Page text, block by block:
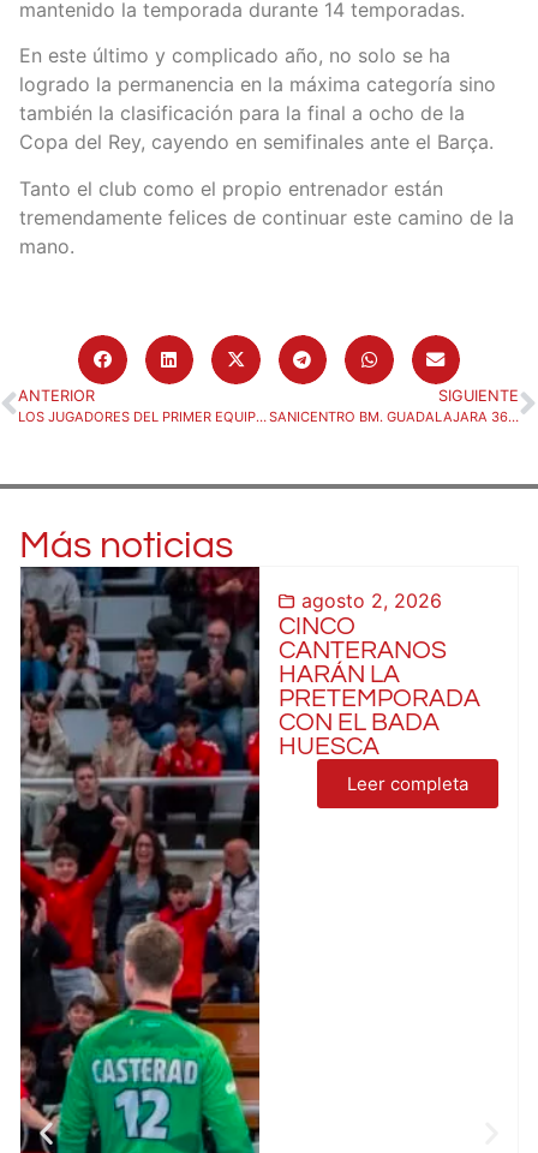
mantenido la temporada durante 14 temporadas.
En este último y complicado año, no solo se ha
logrado la permanencia en la máxima categoría sino
también la clasificación para la final a ocho de la
Copa del Rey, cayendo en semifinales ante el Barça.
Tanto el club como el propio entrenador están
tremendamente felices de continuar este camino de la
mano.
ANTERIOR
LOS JUGADORES DEL PRIMER EQUIPO RECIBEN UN TALLER DE INTEGRIDAD DE LALIGA
SIGUIENTE
SANICENTRO BM. GUADALAJARA 36 – BADA HUESCA 30
Más noticias
agosto 2, 2026
CINCO
CANTERANOS
HARÁN LA
PRETEMPORADA
CON EL BADA
HUESCA
Leer completa